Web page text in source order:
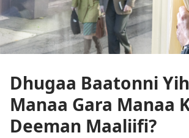
Dhugaa Baatonni
Manaa Gara Manaa
Deeman Maaliifi?